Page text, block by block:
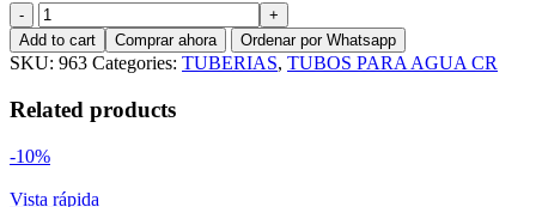
TUBO
AGUA
1"
X
5MTS
C/R
10
Add to cart Comprar ahora Ordenar por Whatsapp
SKU: 963 Categories: TUBERIAS, TUBOS PARA AGUA CR
Related products
-10%
Vista rápida